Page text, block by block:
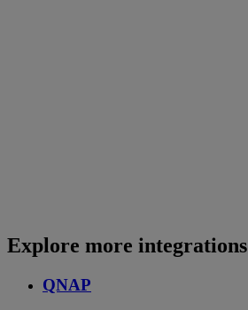
Explore more integrations
QNAP